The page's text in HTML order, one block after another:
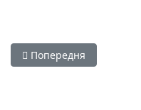
Попередня стаття:
Попередня